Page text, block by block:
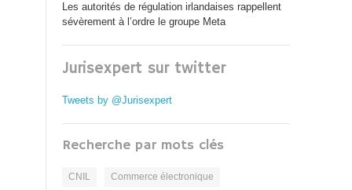
Les autorités de régulation irlandaises rappellent
sévèrement à l’ordre le groupe Meta
Jurisexpert sur twitter
Tweets by @Jurisexpert
Recherche par mots clés
CNIL Commerce électronique